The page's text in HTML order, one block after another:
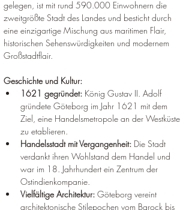
gelegen, ist mit rund 590.000 Einwohnern die
zweitgrößte Stadt des Landes und besticht durch
eine einzigartige Mischung aus maritimen Flair,
historischen Sehenswürdigkeiten und modernem
Großstadtflair.
Geschichte und Kultur:
1621 gegründet: König Gustav II. Adolf
gründete Göteborg im Jahr 1621 mit dem
Ziel, eine Handelsmetropole an der Westküste
zu etablieren.
Handelsstadt mit Vergangenheit: Die Stadt
verdankt ihren Wohlstand dem Handel und
war im 18. Jahrhundert ein Zentrum der
Ostindienkompanie.
Vielfältige Architektur: Göteborg vereint
architektonische Stilepochen vom Barock bis